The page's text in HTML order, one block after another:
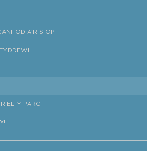
A’R SIOP
Y PARC